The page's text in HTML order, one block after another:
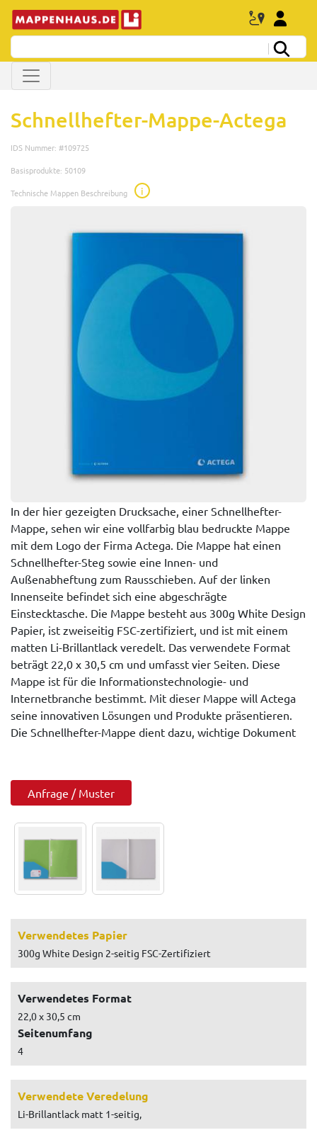
Schnellhefter-Mappe-Actega
IDS Nummer: #109725
Basisprodukte: 50109
Technische Mappen Beschreibung
i
In der hier gezeigten Drucksache, einer Schnellhefter-
Mappe, sehen wir eine vollfarbig blau bedruckte Mappe
mit dem Logo der Firma Actega. Die Mappe hat einen
Schnellhefter-Steg sowie eine Innen- und
Außenabheftung zum Rausschieben. Auf der linken
Innenseite befindet sich eine abgeschrägte
Einstecktasche. Die Mappe besteht aus 300g White Design
Papier, ist zweiseitig FSC-zertifiziert, und ist mit einem
matten Li-Brillantlack veredelt. Das verwendete Format
beträgt 22,0 x 30,5 cm und umfasst vier Seiten. Diese
Mappe ist für die Informationstechnologie- und
Internetbranche bestimmt. Mit dieser Mappe will Actega
seine innovativen Lösungen und Produkte präsentieren.
Die Schnellhefter-Mappe dient dazu, wichtige Dokument
Anfrage / Muster
Verwendetes Papier
300g White Design 2-seitig FSC-Zertifiziert
Verwendetes Format
22,0 x 30,5 cm
Seitenumfang
4
Verwendete Veredelung
Li-Brillantlack matt 1-seitig,